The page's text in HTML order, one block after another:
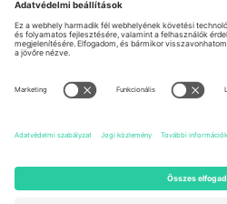
Mexico
Av Chapultepec 360, Roma
Norte, Cuauhtémoc, 06700
Ciudad de México, CDMX,
tartománytól függően változhat. A
adott esemény oldalát, az